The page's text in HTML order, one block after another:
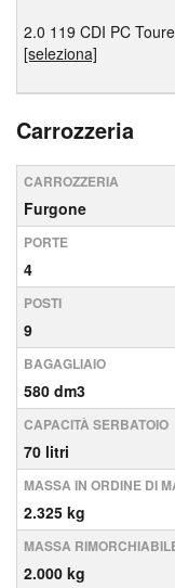
2.0 119 CDI PC
[seleziona]
Carrozzeria
CARROZZERIA
Furgone
PORTE
4
POSTI
9
BAGAGLIAIO
580 dm3
CAPACITÀ SERBATOIO
70 litri
MASSA IN ORDINE DI
2.325 kg
MASSA
2.000 kg